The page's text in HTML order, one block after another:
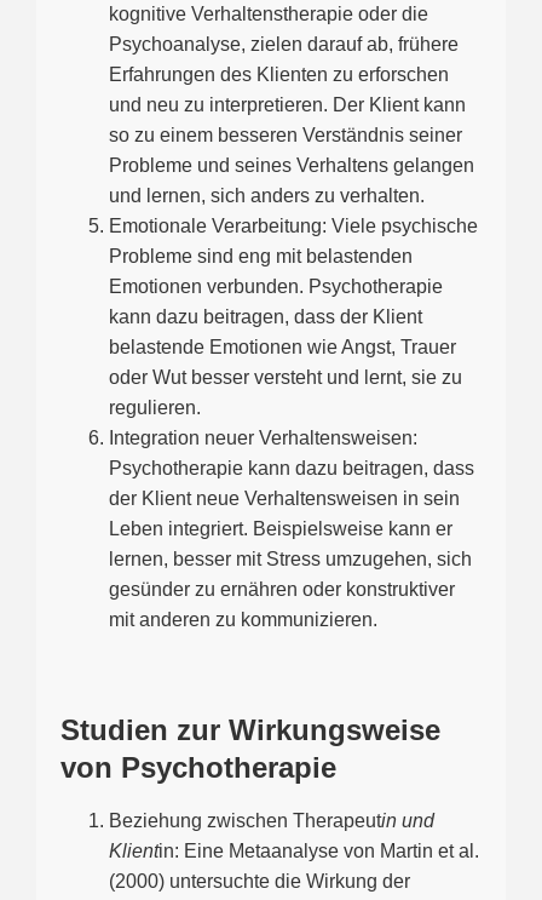
kognitive Verhaltenstherapie oder die
Psychoanalyse, zielen darauf ab, frühere
Erfahrungen des Klienten zu erforschen
und neu zu interpretieren. Der Klient kann
so zu einem besseren Verständnis seiner
Probleme und seines Verhaltens gelangen
und lernen, sich anders zu verhalten.
Emotionale Verarbeitung: Viele psychische
Probleme sind eng mit belastenden
Emotionen verbunden. Psychotherapie
kann dazu beitragen, dass der Klient
belastende Emotionen wie Angst, Trauer
oder Wut besser versteht und lernt, sie zu
regulieren.
Integration neuer Verhaltensweisen:
Psychotherapie kann dazu beitragen, dass
der Klient neue Verhaltensweisen in sein
Leben integriert. Beispielsweise kann er
lernen, besser mit Stress umzugehen, sich
gesünder zu ernähren oder konstruktiver
mit anderen zu kommunizieren.
Studien zur Wirkungsweise
von Psychotherapie
Beziehung zwischen Therapeutin und
Klientin: Eine Metaanalyse von Martin et al.
(2000) untersuchte die Wirkung der